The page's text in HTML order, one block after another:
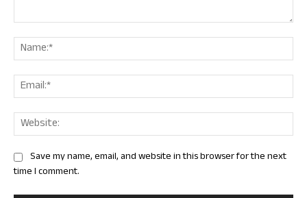
Save my name, email, and website in this browser for the next
time I comment.